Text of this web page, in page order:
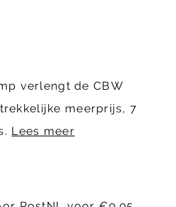
verlengt de CBW
meerprijs, 7
Lees meer